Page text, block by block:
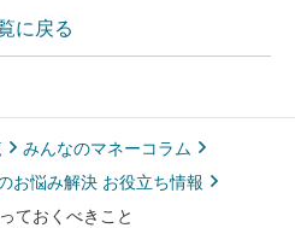
に戻る
みんなのマネーコラム
お悩み解決 お役立ち情報
ておくべきこと